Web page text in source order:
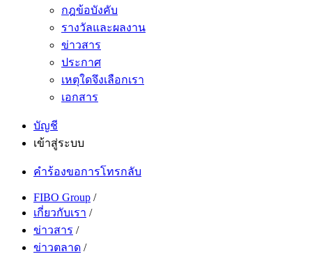
กฎข้อบังคับ
รางวัลและผลงาน
ข่าวสาร
ประกาศ
เหตุใดจึงเลือกเรา
เอกสาร
บัญชี
เข้าสู่ระบบ
คำร้องขอการโทรกลับ
FIBO Group /
เกี่ยวกับเรา /
ข่าวสาร /
ข่าวตลาด /